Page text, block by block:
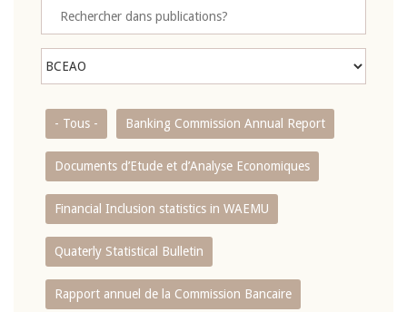
- Tous - Banking Commission Annual Report
Documents d’Etude et d’Analyse Economiques
Financial Inclusion statistics in WAEMU
Quaterly Statistical Bulletin
Rapport annuel de la Commission Bancaire